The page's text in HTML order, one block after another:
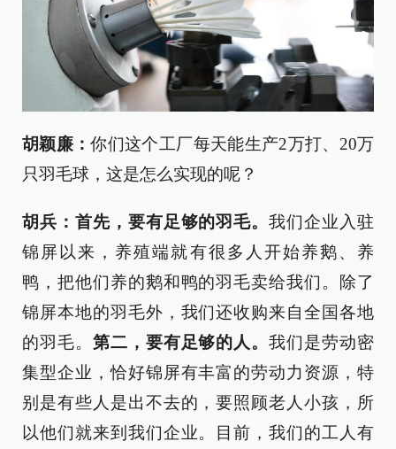
胡颖廉：你们这个工厂每天能生产2万打、20万
只羽毛球，这是怎么实现的呢？
胡兵：首先，要有足够的羽毛。我们企业入驻
锦屏以来，养殖端就有很多人开始养鹅、养
鸭，把他们养的鹅和鸭的羽毛卖给我们。除了
锦屏本地的羽毛外，我们还收购来自全国各地
的羽毛。 第二，要有足够的人。我们是劳动密
集型企业，恰好锦屏有丰富的劳动力资源，特
别是有些人是出不去的，要照顾老人小孩，所
以他们就来到我们企业。目前，我们的工人有